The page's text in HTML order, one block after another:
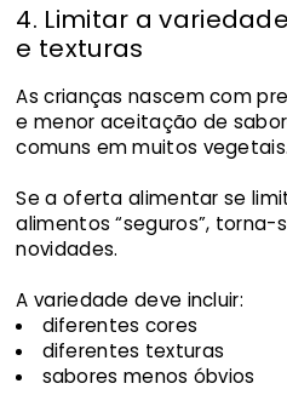
4. Limitar a
e texturas
As crianças nascem com
e menor aceitação de
comuns em muitos vegetais.
Se a oferta alimentar se
alimentos “seguros”,
novidades.
A variedade deve incluir:
diferentes cores
diferentes texturas
sabores menos óbvios